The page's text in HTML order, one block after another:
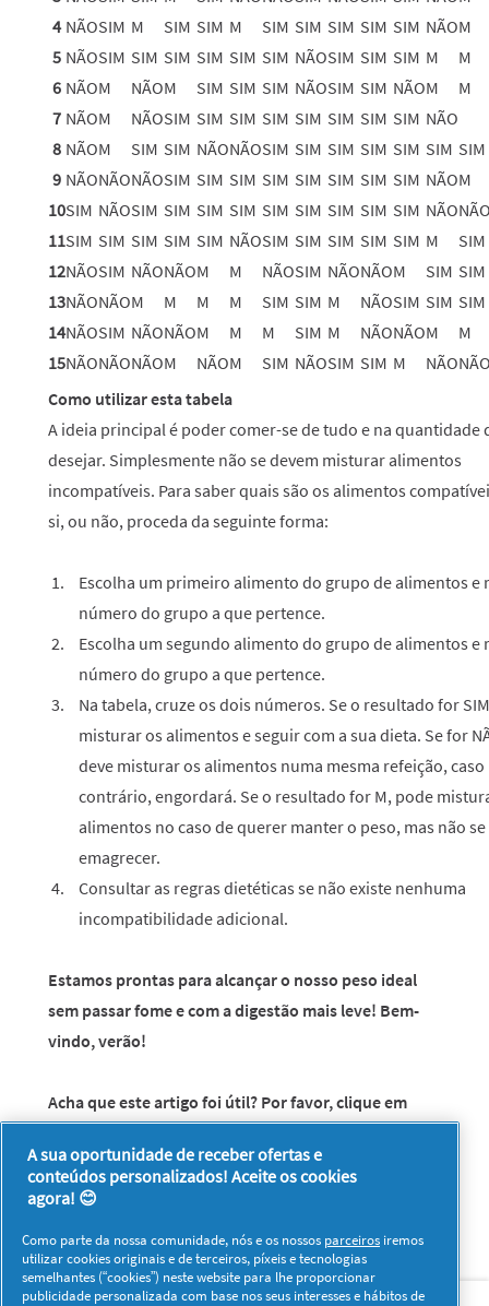
Como utilizar esta tabela
A ideia principal é poder comer-se de tudo e na quantidade
desejar. Simplesmente não se devem misturar alimentos
incompatíveis. Para saber quais são os alimentos
si, ou não, proceda da seguinte forma:
Escolha um primeiro alimento do grupo de alimentos e
número do grupo a que pertence.
Escolha um segundo alimento do grupo de alimentos e
número do grupo a que pertence.
Na tabela, cruze os dois números. Se o resultado for
misturar os alimentos e seguir com a sua dieta. Se for
deve misturar os alimentos numa mesma refeição, caso
contrário, engordará. Se o resultado for M, pode
alimentos no caso de querer manter o peso, mas não
emagrecer.
Consultar as regras dietéticas se não existe nenhuma
incompatibilidade adicional.
4 NÃOSIM M SIM SIM M SIM SIM SIM SIM SIM NÃOM
5 NÃOSIM SIM SIM SIM SIM SIM NÃOSIM SIM SIM M
M
6 NÃOM NÃOM SIM SIM SIM NÃOSIM SIM NÃOM
M
7 NÃOM NÃOSIM SIM SIM SIM SIM SIM SIM SIM NÃO
8 NÃOM SIM SIM NÃONÃOSIM SIM SIM SIM SIM SIM SIM
9 NÃONÃONÃOSIM SIM SIM SIM SIM SIM SIM SIM NÃOM
10SIM NÃOSIM SIM SIM SIM SIM SIM SIM SIM SIM NÃO
11SIM SIM SIM SIM SIM NÃOSIM SIM SIM SIM SIM M
SIM
12NÃOSIM NÃONÃOM M NÃOSIM NÃONÃOM SIM SIM
13NÃONÃOM M M M SIM SIM M NÃOSIM SIM SIM
14NÃOSIM NÃONÃOM M M SIM M NÃONÃOM
M
15NÃONÃONÃOM NÃOM SIM NÃOSIM SIM M NÃO
Estamos prontas paraalcançar o nosso peso ideal
sem passar fome e com a digestão mais leve! Bem-
vindo, verão!
Acha que este artigo foi útil? Por favor, clique em
Sobre nós Contacto Visitar www.pg.com
A sua oportunidade de receber ofertas e
conteúdos personalizados! Aceite os cookies
agora! 😊
Como parte da nossa comunidade, nós e os nossos parceiros iremos
utilizar cookies originais e de terceiros, píxeis e tecnologias
semelhantes (“cookies”) neste website para lhe proporcionar
publicidade personalizada com base nos seus interesses e hábitos de